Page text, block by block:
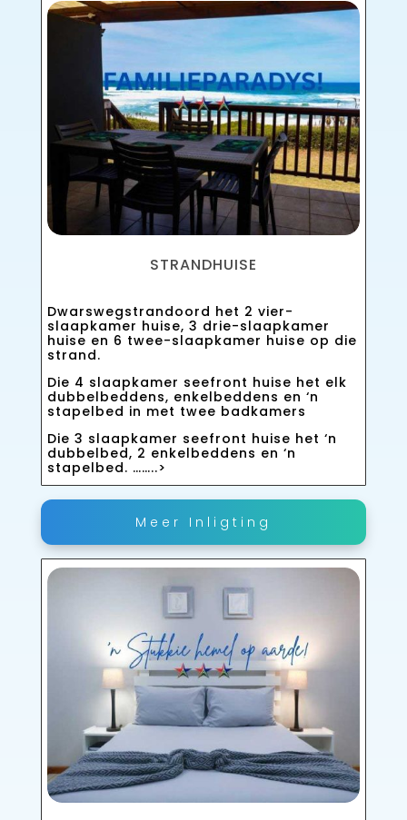
STRANDHUISE
Dwarswegstrandoord het 2 vier-
slaapkamer huise, 3 drie-slaapkamer
huise en 6 twee-slaapkamer huise op die
strand.
Die 4 slaapkamer seefront huise het elk
dubbelbeddens, enkelbeddens en ‘n
stapelbed in met twee badkamers
Die 3 slaapkamer seefront huise het ‘n
dubbelbed, 2 enkelbeddens en ‘n
stapelbed. ……..>
Meer Inligting